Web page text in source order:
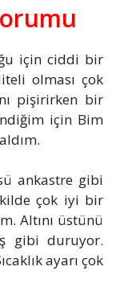
için ciddi bir
olması çok
pişirirken bir
için Bim
ankastre gibi
çok iyi bir
Altını üstünü
gibi duruyor.
ayarı çok